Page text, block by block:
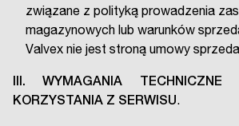
związane z polityką prowadzenia
magazynowych lub warunków
Valvex nie jest stroną umowy
III.
WYMAGANIA TECHNICZNE
KORZYSTANIA Z SERWISU.